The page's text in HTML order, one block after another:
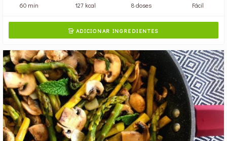
60 min 127 kcal 8 doses Fácil
ADICIONAR INGREDIENTES